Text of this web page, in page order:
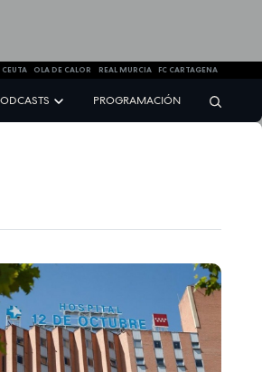
OLA DE CALOR REAL MURCIA FC CARTAGENA
PROGRAMACIÓN